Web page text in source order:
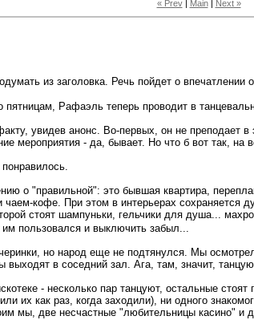
« Prev| Main| Next »
из заголовка. Речь пойдет о впечатлении
пятницам, Рафаэль теперь проводит в
увидев анонс. Во-первых, он не преподает
мероприятия - да, бывает. Но что б вот так, на
о "правильной": это бывшая квартира,
чаем-кофе. При этом в интерьерах
стоят шампуньки, гельчики для душа...
пользовался и выключить забыл...
но народ еще не подтянулся. Мы
выходят в соседний зал. Ага, там, значит,
- несколько пар танцуют, остальные
их как раз, когда заходили), ни одного
мы, две несчастные "любительницы касино" и